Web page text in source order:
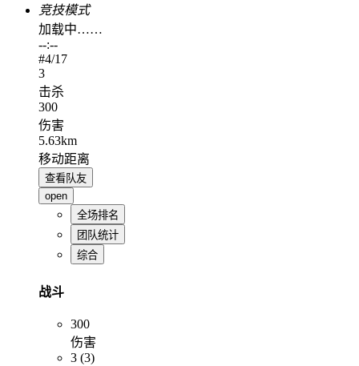
竞技模式
加载中……
--:--
#4/17
3
击杀
300
伤害
5.63km
移动距离
查看队友
open
全场排名
团队统计
综合
战斗
300
伤害
3 (3)